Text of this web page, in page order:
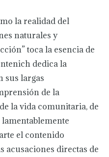
la realidad del
naturales y
toca la esencia de
dedica la
sus largas
de la
la vida comunitaria, de
el contenido
acusaciones directas de